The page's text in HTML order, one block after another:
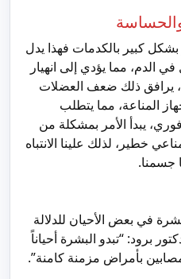
بشكل كبير بالكدمات فهذا يدل
الدم، مما يؤدي إلى انهيار
يرافق ذلك ضعف العضلات
المناعة، مما يتطلب
يبدأ الأمر بمشكلة من
خطير، لذلك علينا الانتباه
جسمنا.
في بعض الأحيان للدلالة
برود: “تبدو البشرة أحياناً
بأمراض مزمنة كامنة”.